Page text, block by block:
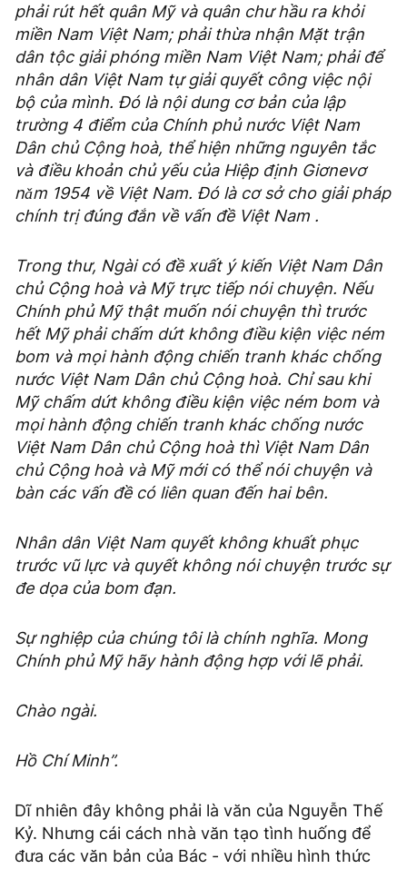
phải rút hết quân Mỹ và quân chư hầu ra khỏi
miền Nam Việt Nam; phải thừa nhận Mặt trận
dân tộc giải phóng miền Nam Việt Nam; phải để
nhân dân Việt Nam tự giải quyết công việc nội
bộ của mình. Đó là nội dung cơ bản của lập
trường 4 điểm của Chính phủ nước Việt Nam
Dân chủ Cộng hoà, thể hiện những nguyên tắc
và điều khoản chủ yếu của Hiệp định Giơnevơ
nǎm 1954 về Việt Nam. Đó là cơ sở cho giải pháp
chính trị đúng đắn về vấn đề Việt Nam .
Trong thư, Ngài có đề xuất ý kiến Việt Nam Dân
chủ Cộng hoà và Mỹ trực tiếp nói chuyện. Nếu
Chính phủ Mỹ thật muốn nói chuyện thì trước
hết Mỹ phải chấm dứt không điều kiện việc ném
bom và mọi hành động chiến tranh khác chống
nước Việt Nam Dân chủ Cộng hoà. Chỉ sau khi
Mỹ chấm dứt không điều kiện việc ném bom và
mọi hành động chiến tranh khác chống nước
Việt Nam Dân chủ Cộng hoà thì Việt Nam Dân
chủ Cộng hoà và Mỹ mới có thể nói chuyện và
bàn các vấn đề có liên quan đến hai bên.
Nhân dân Việt Nam quyết không khuất phục
trước vũ lực và quyết không nói chuyện trước sự
đe dọa của bom đạn.
Sự nghiệp của chúng tôi là chính nghĩa. Mong
Chính phủ Mỹ hãy hành động hợp với lẽ phải.
Chào ngài.
Hồ Chí Minh”.
Dĩ nhiên đây không phải là văn của Nguyễn Thế
Kỷ. Nhưng cái cách nhà văn tạo tình huống để
đưa các văn bản của Bác - với nhiều hình thức